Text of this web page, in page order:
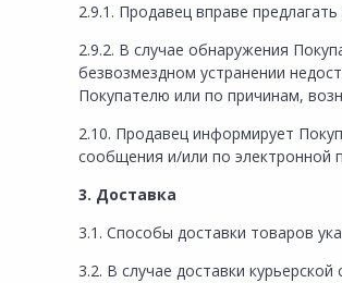
2.9.1. Продавец вправе
2.9.2. В случае обнаружения
безвозмездном устранении
Покупателю или по причинам,
2.10. Продавец информирует
сообщения и/или по электронной
3. Доставка
3.1. Способы доставки товаров
3.2. В случае доставки